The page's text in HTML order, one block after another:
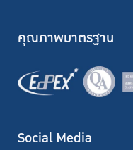
คุณภาพมาตรฐาน
Social Media